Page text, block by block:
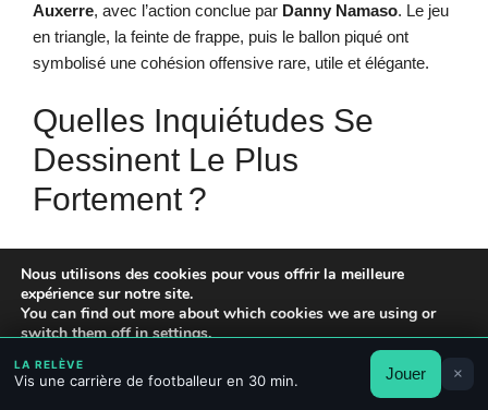
Auxerre, avec l’action conclue par Danny Namaso. Le jeu
en triangle, la feinte de frappe, puis le ballon piqué ont
symbolisé une cohésion offensive rare, utile et élégante.
Quelles Inquiétudes Se
Dessinent Le Plus
Fortement ?
Lillesouffre défensivement, avec8 butsencaissés en cinq
matchs.Metzcumule, lui, le manque de points et la fébrilité
tardive, avec
13 buts
concédés. Ces tendances exigent
des ajustements immédiats.
Quel Rôle Jouent Les
Nous utilisons des cookies pour vous offrir la meilleure
expérience sur notre site.
You can find out more about which cookies we are using or
switch them off insettings.
Accepter Rejeter Réglages
LA RELÈVE
Vis une carrière de footballeur en 30 min. Jouer ×